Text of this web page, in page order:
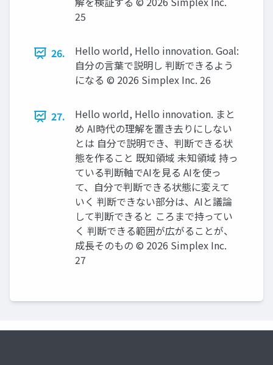
25
26.
Hello world, Hello innovation. Goal:
自分の言葉で説明し 判断できるよう
になる ©️ 2026 Simplex Inc. 26
27.
Hello world, Hello innovation. まと
め AI時代の理解を置き去りにしない
とは 自分で説明でき、判断できる状
態を作ること 既知領域 未知領域 持っ
ている判断軸でAIを見る AIを使っ
て、自分で判断できる状態に変えて
いく 判断できない部分は、AIと議論
して判断できると ころまで持ってい
く 判断できる範囲が広がることが、
成長そのもの ©️ 2026 Simplex Inc.
27